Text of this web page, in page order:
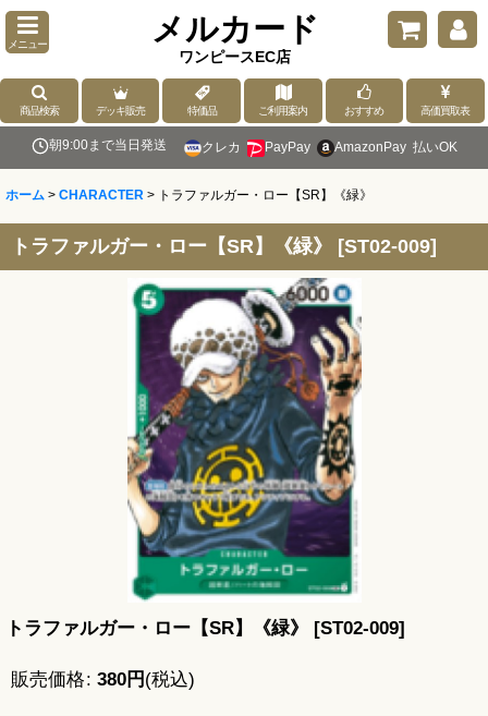
メニュー メルカード
ワンピースEC店
商品検索 デッキ販売 特価品 ご利用案内 おすすめ 高価買取表
朝9:00まで当日発送 クレカ PayPay AmazonPay 払いOK
ホーム > CHARACTER > トラファルガー・ロー【SR】《緑》
トラファルガー・ロー【SR】《緑》 [ST02-009]
トラファルガー・ロー【SR】《緑》 [ST02-009]
販売価格: 380円 (税込)